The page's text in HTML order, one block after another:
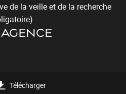
de la veille et de la recherche
Télécharger